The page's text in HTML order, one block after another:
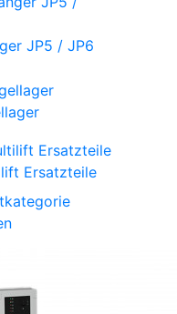
JP5 / JP6
Ersatzteile